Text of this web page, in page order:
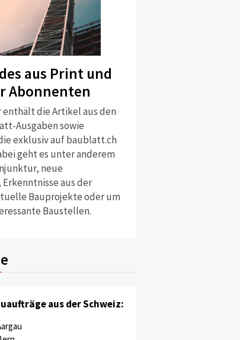
aus Print und
Abonnenten
enthält die Artikel aus den
Ausgaben sowie
exklusiv auf baublatt.ch
geht es unter anderem
neue
aus der
Bauprojekte oder um
Baustellen.
aus der Schweiz: